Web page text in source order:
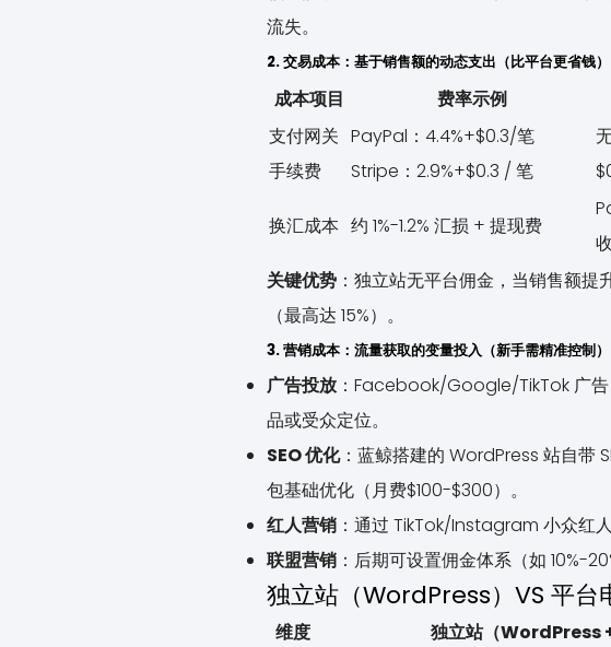
流失。
2. 交易成本：基于销售额的动态支出（比平台更省钱）
成本项目 费率示例
支付网关
手续费
PayPal：4.4%+$0.3/笔
Stripe：2.9%+$0.3 / 笔
换汇成本 约 1%-1.2% 汇损 + 提现费
关键优势 ：独立站无平台佣金，当销售额
（最高达 15%）。
3. 营销成本：流量获取的变量投入（新手需精准控制）
广告投放：Facebook/Google/TikTok 广告
品或受众定位。
SEO 优化：蓝鲸搭建的 WordPress 站自带
包基础优化（月费$100-$300）。
红人营销 ：通过 TikTok/Instagram 小众红
联盟营销 ：后期可设置佣金体系（如 10%-
独立站（WordPress）VS 平
维度 独立站（WordPress +